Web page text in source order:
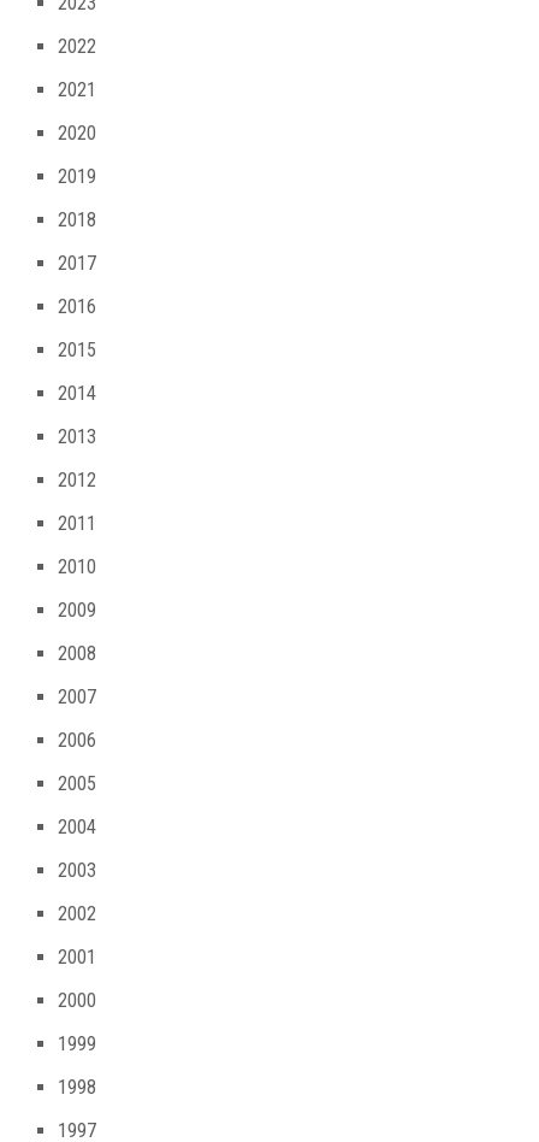
2022
2021
2020
2019
2018
2017
2016
2015
2014
2013
2012
2011
2010
2009
2008
2007
2006
2005
2004
2003
2002
2001
2000
1999
1998
1997